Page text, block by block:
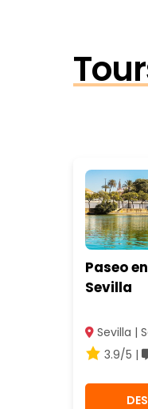
Paseo
Sevilla
Sevilla |
3.9/5 |